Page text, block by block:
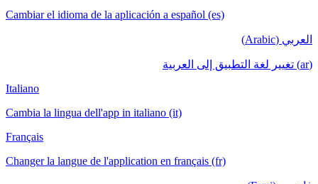
Cambiar el idioma de la aplicación a español (es)
العربي (Arabic)
(ar) تغيير لغة التطبيق إلى العربية
Italiano
Cambia la lingua dell'app in italiano (it)
Français
Changer la langue de l'application en français (fr)